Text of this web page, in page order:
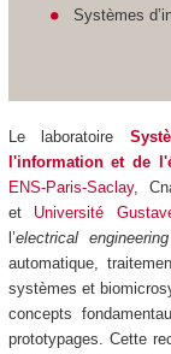
Systèmes
Le laboratoire
l'information et de
ENS-Paris-Saclay,
et Université
l’electrical engineering
automatique,
systèmes et
concepts
prototypages. Cette